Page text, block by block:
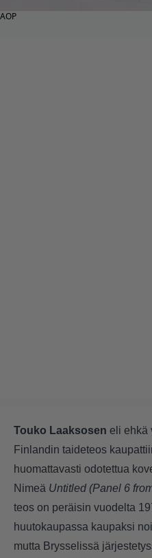
AOP
Touko Laaksosen eli ehkä
Finlandin taideteos
huomattavasti odotettua
Nimeä Untitled (Panel 6
teos on peräisin vuodelta
huutokaupassa kaupaksi
mutta Brysselissä